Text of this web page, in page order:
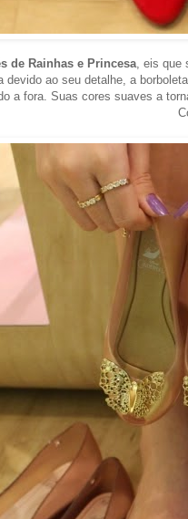
de Rainhas e Princesa, eis que
devido ao seu detalhe, a
a fora. Suas cores suaves a